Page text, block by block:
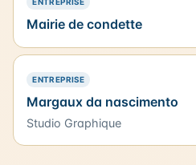
Mairie de condette
ENTREPRISE— PRÉSENCE SIMPLE
Margaux da nascimento
Studio Graphique